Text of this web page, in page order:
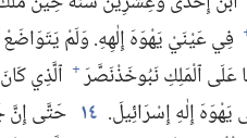
فِي عَيْنَيْ يَهْوَهَ إِلٰهِهِ.‏ وَلَمْ يَتَوَاضَعْ
عَلَى ٱلْمَلِكِ نَبُوخَذْنَصَّرَ+ ٱلَّذِي
إِلٰهِ إِسْرَائِيلَ.‏ ١٤ حَتَّى إِنَّ